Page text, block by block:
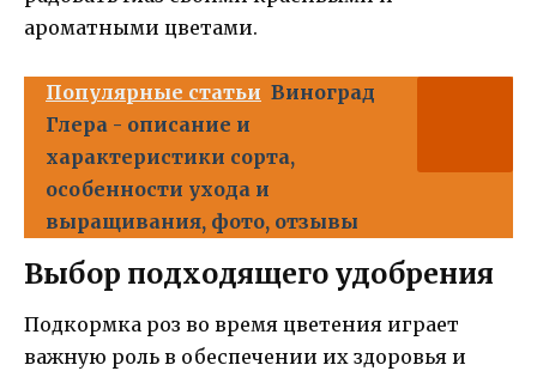
ароматными цветами.
Популярные статьи Виноград
Глера - описание и
характеристики сорта,
особенности ухода и
выращивания, фото, отзывы
Выбор подходящего удобрения
Подкормка роз во время цветения играет
важную роль в обеспечении их здоровья и